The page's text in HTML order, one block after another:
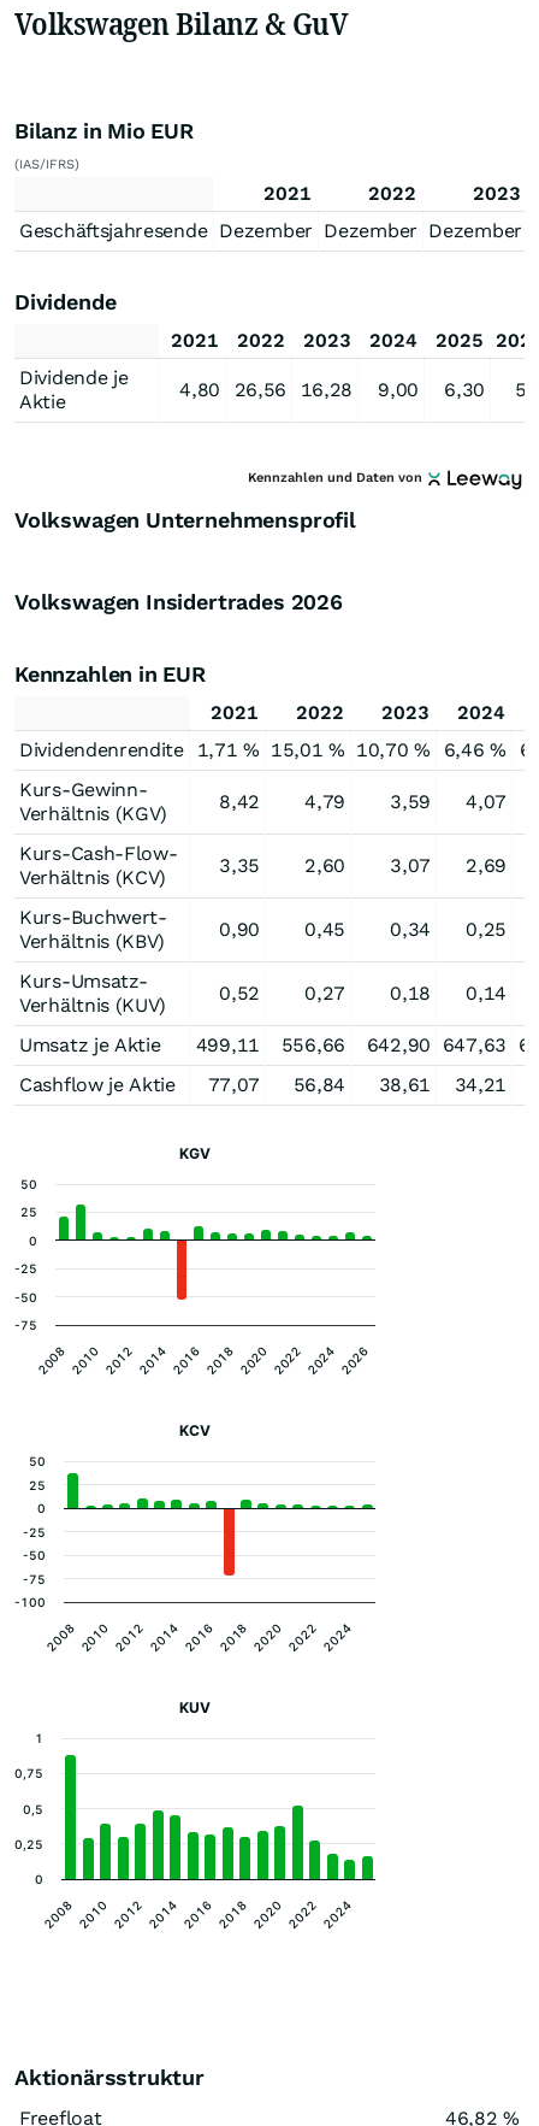
Volkswagen Bilanz & GuV
Bilanz in Mio EUR
(IAS/IFRS)
2021 2022
2023
Geschäftsjahresende Dezember Dezember Dezember
Dividende
2021 2022 2023 2024 2025
Dividende je
Aktie
4,80 26,56 16,28 9,00 6,30
Kennzahlen und Daten von
Volkswagen Unternehmensprofil
Volkswagen Insidertrades 2026
Kennzahlen in EUR
2021 2022 2023 2024
Dividendenrendite
1,71 % 15,01 % 10,70 % 6,46 %
Kurs-Gewinn-
Verhältnis (KGV)
8,42 4,79 3,59 4,07
Kurs-Cash-Flow-
Verhältnis (KCV)
3,35 2,60 3,07 2,69
Kurs-Buchwert-
Verhältnis (KBV)
0,90 0,45 0,34 0,25
Kurs-Umsatz-
Verhältnis (KUV)
0,52 0,27 0,18 0,14
Umsatz je Aktie 499,11 556,66 642,90 647,63
Cashflow je Aktie
77,07 56,84 38,61 34,21
KGV
2008 2010 2012 2014 2016 2018 2020 2022 2024 2026
0
-75
-50
-25
25
50
KCV
2008 2010 2012 2014 2016 2018 2020 2022 2024
-100
-75
-50
-25
0
25
50
KUV
2008 2010 2012 2014 2016 2018 2020 2022 2024
0
1
0,25
0,5
0,75
Aktionärsstruktur
Freefloat 46,82 %